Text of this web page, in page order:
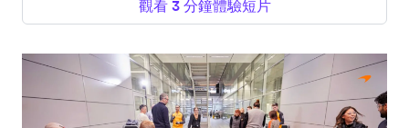
觀看 3 分鐘體驗短片